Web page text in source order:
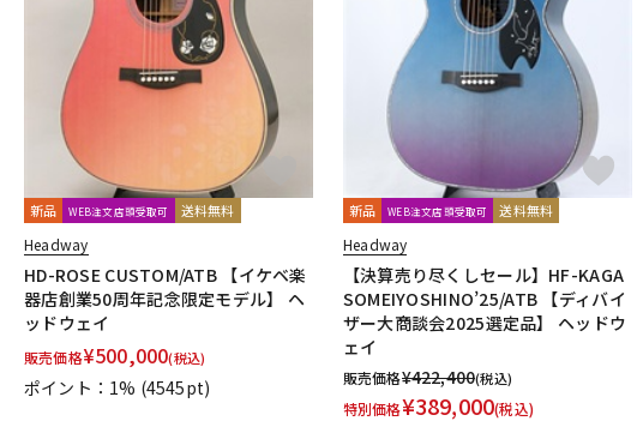
新品 WEB注文店頭受取可 送料無料
Headway
HD-ROSE CUSTOM/ATB 【イケベ楽
器店創業50周年記念限定モデル】 ヘ
ッドウェイ
販売価格¥500,000(税込)
ポイント：1% (4545pt)
新品 WEB注文店頭受取可 送料無料
Headway
【決算売り尽くしセール】HF-KAGA
SOMEIYOSHINO’25/ATB 【ディバイ
ザー大商談会2025選定品】 ヘッドウ
ェイ
販売価格¥422,400(税込)
特別価格¥389,000(税込)